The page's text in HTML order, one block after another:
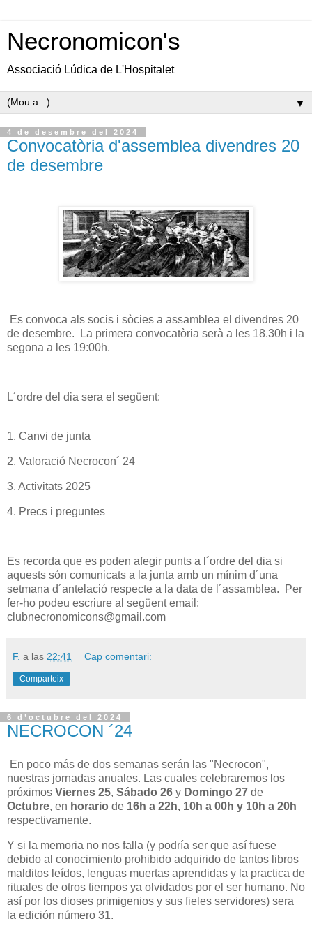
Necronomicon's
Associació Lúdica de L'Hospitalet
▼
4 de desembre del 2024
Convocatòria d'assemblea divendres 20
de desembre
Es convoca als socis i sòcies a assamblea el divendres 20
de desembre. La primera convocatòria serà a les 18.30h i la
segona a les 19:00h.
L´ordre del dia sera el següent:
1. Canvi de junta
2. Valoració Necrocon´ 24
3. Activitats 2025
4. Precs i preguntes
Es recorda que es poden afegir punts a l´ordre del dia si
aquests són comunicats a la junta amb un mínim d´una
setmana d´antelació respecte a la data de l´assamblea. Per
fer-ho podeu escriure al següent email:
clubnecronomicons@gmail.com
F. a las 22:41 Cap comentari:
Comparteix
6 d’octubre del 2024
NECROCON ´24
En poco más de dos semanas serán las "Necrocon",
nuestras jornadas anuales. Las cuales celebraremos los
próximos Viernes 25, Sábado 26 y Domingo 27 de
Octubre, en horario de 16h a 22h, 10h a 00h y 10h a 20h
respectivamente.
Y si la memoria no nos falla (y podría ser que así fuese
debido al conocimiento prohibido adquirido de tantos libros
malditos leídos, lenguas muertas aprendidas y la practica de
rituales de otros tiempos ya olvidados por el ser humano. No
así por los dioses primigenios y sus fieles servidores) sera
la edición número 31.